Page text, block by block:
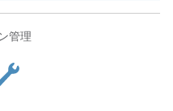
管理